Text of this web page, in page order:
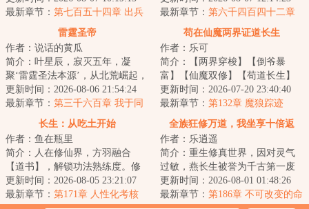
一，隐世仙人悲众...
最新章节： 第七百五十四章 出兵
杀出冲天血路，...
最新章节： 第六千四百四十二章
追击和失败
雷霆圣帝
作者：说话的黄瓜
简介：叶星辰，寂灭五年，凝
聚‘雷霆圣法本源’，从北荒崛起，
探寻身世谜，沐浴天骄血，夺诸
天造化，斩因...
更新时间：2026-08-06 21:54:24
最新章节： 第三千六百章 我于同
代全无敌！
苟在仙魔两界证道长生
作者：乐可
简介：【两界穿梭】【倒爷暴
富】【仙魔双修】【苟道长生】
李鸿宇穿越修仙界，成了云海宗
的外门弟子。命不...
更新时间：2026-07-20 23:40:40
最新章节： 第132章 魔狼踪迹
长生：从吃土开始
作者：鱼在瓶里
简介：人在修仙界，方羽融合
【道书】，解锁功法熟练度。修
仙第一天，谨小慎微，努力吃土
当牛马。修仙第二...
更新时间：2026-08-05 23:21:07
最新章节： 第171章 人性化考核
全族狂修万道，我坐享十倍返
作者：乐逍遥
简介：重生修真世界，因对灵气
过敏，燕长生被誉为千古第一废
物。无奈解锁系统，只要族人修
炼，便可获得十...
更新时间：2026-08-01 01:48:26
最新章节： 第186章 不可改变的命